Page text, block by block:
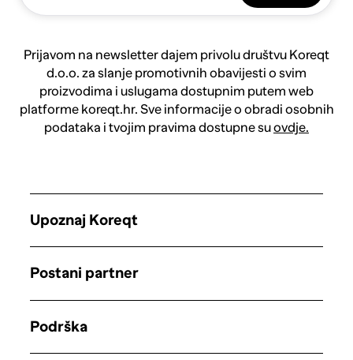
Prijavom na newsletter dajem privolu društvu Koreqt
d.o.o. za slanje promotivnih obavijesti o svim
proizvodima i uslugama dostupnim putem web
platforme koreqt.hr. Sve informacije o obradi osobnih
podataka i tvojim pravima dostupne suovdje.
Upoznaj Koreqt
Postani partner
Podrška